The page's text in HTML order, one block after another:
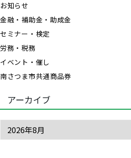
お知らせ
金融・補助金・助成金
セミナー・検定
労務・税務
イベント・催し
南さつま市共通商品券
アーカイブ